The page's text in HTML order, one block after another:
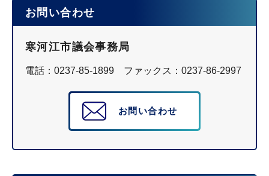
お問い合わせ
寒河江市議会事務局
電話：0237-85-1899 ファックス：0237-86-2997
お問い合わせ